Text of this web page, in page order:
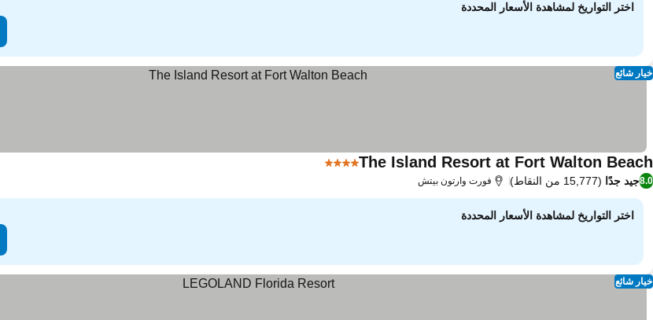
اختر التواريخ لمشاهدة الأسعار المحددة
خيار شائع
The Island Resort at Fort Walton Beach4 عدد النجوم
8.0جيد جدًا (15,777 من النقاط) فورت وارتون بيتش
اختر التواريخ لمشاهدة الأسعار المحددة
خيار شائع